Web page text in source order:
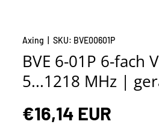
Axing |SKU: BVE00601P
BVE 6-01P 6-
5...1218 MHz |
€16,14 EUR